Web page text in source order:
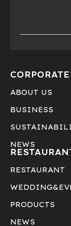
CORPORATE
ABOUT US
BUSINESS
NEWS
RESTAURANT
PRODUCTS
NEWS